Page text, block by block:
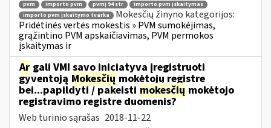
pvm importo pvm pvmį 94 str
importo pvm įskaitymas
importo pvm įskaitymo tvarka
Mokesčių žinyno kategorijos:
Pridėtinės vertės mokestis » PVM sumokėjimas,
grąžintino PVM apskaičiavimas, PVM permokos
įskaitymas ir
Ar gali VMI savo iniciatyva įregistruoti
gyventoją Mokesčių mokėtojų registre
bei...papildyti / pakeisti mokesčių mokėtojo
registravimo registre duomenis?
Web turinio sąrašas 2018-11-22